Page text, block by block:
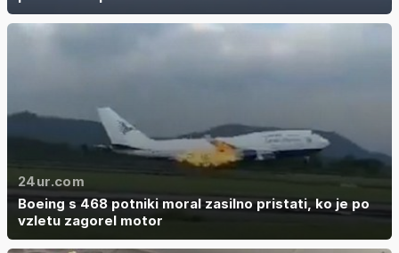
24ur.com
Boeing s 468 potniki moral zasilno pristati, ko je po
vzletu zagorel motor